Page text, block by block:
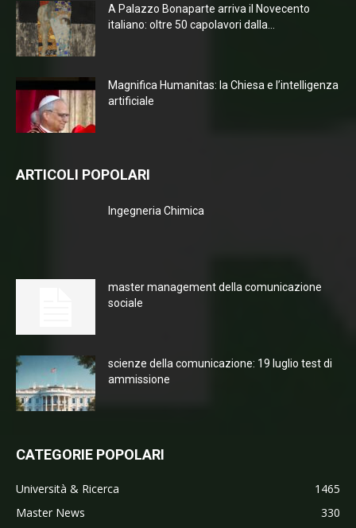
A Palazzo Bonaparte arriva il Novecento
italiano: oltre 50 capolavori dalla...
Magnifica Humanitas: la Chiesa e l’intelligenza
artificiale
ARTICOLI POPOLARI
Ingegneria Chimica
master management della comunicazione
sociale
scienze della comunicazione: 19 luglio test di
ammissione
CATEGORIE POPOLARI
Università & Ricerca
1465
Master News
330